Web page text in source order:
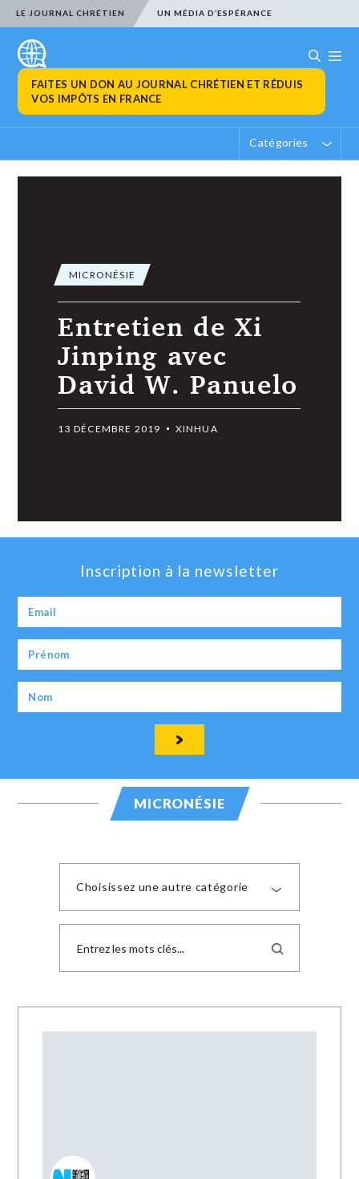
LE JOURNAL CHRÉTIEN UN MÉDIA D’ESPÉRANCE
FAITES UN DON AU JOURNAL CHRÉTIEN ET RÉDUIS
VOS IMPÔTS EN FRANCE
Catégories
MICRONÉSIE
Entretien de Xi
Jinping avec
David W. Panuelo
13 DÉCEMBRE 2019 XINHUA
Inscription à la newsletter
MICRONÉSIE
Choisissez une autre catégorie